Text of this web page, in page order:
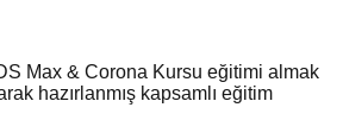
Max & Corona Kursu eğitimi almak
hazırlanmış kapsamlı eğitim